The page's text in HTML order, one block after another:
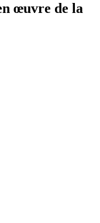
œuvre de la